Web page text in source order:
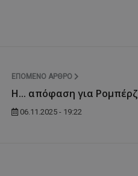
ΕΠΌΜΕΝΟ ΆΡΘΡΟ
Η... απόφαση για Ρομπέρζ
06.11.2025 - 19:22